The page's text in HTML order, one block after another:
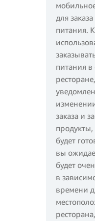
для
питания.
питания
заказа и
продукты,
будет
вы
будет
в
времени